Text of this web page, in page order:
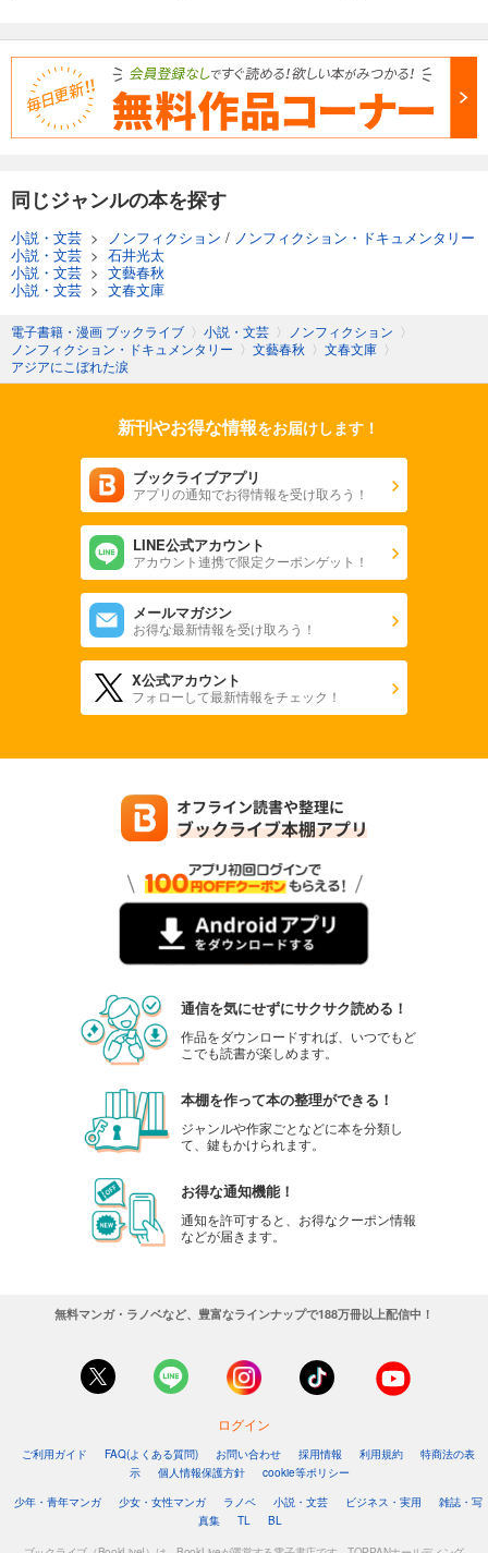
同じジャンルの本を探す
小説・文芸 > ノンフィクション / ノンフィクション・ドキュメンタリー
小説・文芸 > 石井光太
小説・文芸 > 文藝春秋
小説・文芸 > 文春文庫
電子書籍・漫画 ブックライブ 〉 小説・文芸 〉 ノンフィクション 〉
ノンフィクション・ドキュメンタリー 〉 文藝春秋 〉 文春文庫 〉
アジアにこぼれた涙
新刊やお得な情報をお届けします！
ブックライブアプリ
アプリの通知でお得情報を受け取ろう！
LINE公式アカウント
アカウント連携で限定クーポンゲット！
メールマガジン
お得な最新情報を受け取ろう！
X公式アカウント
フォローして最新情報をチェック！
通信を気にせずにサクサク読める！
作品をダウンロードすれば、いつでもど
こでも読書が楽しめます。
本棚を作って本の整理ができる！
ジャンルや作家ごとなどに本を分類し
て、鍵もかけられます。
お得な通知機能！
通知を許可すると、お得なクーポン情報
などが届きます。
無料マンガ・ラノベなど、豊富なラインナップで188万冊以上配信中！
ログイン
ご利用ガイド FAQ(よくある質問) お問い合わせ 採用情報 利用規約
特商法の表
示
個人情報保護方針
cookie等ポリシー
少年・青年マンガ
少女・女性マンガ ラノベ 小説・文芸 ビジネス・実用
雑誌・写
真集
TL BL